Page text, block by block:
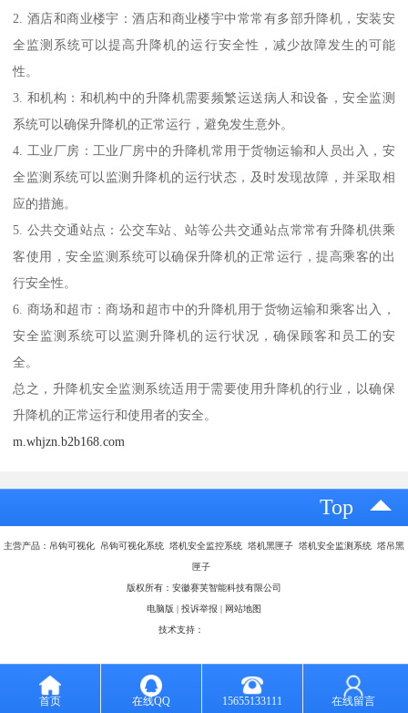
2. 酒店和商业楼宇：酒店和商业楼宇中常常有多部升降机，安装安
全监测系统可以提高升降机的运行安全性，减少故障发生的可能
性。
3. 和机构：和机构中的升降机需要频繁运送病人和设备，安全监测
系统可以确保升降机的正常运行，避免发生意外。
4. 工业厂房：工业厂房中的升降机常用于货物运输和人员出入，安
全监测系统可以监测升降机的运行状态，及时发现故障，并采取相
应的措施。
5. 公共交通站点：公交车站、站等公共交通站点常常有升降机供乘
客使用，安全监测系统可以确保升降机的正常运行，提高乘客的出
行安全性。
6. 商场和超市：商场和超市中的升降机用于货物运输和乘客出入，
安全监测系统可以监测升降机的运行状况，确保顾客和员工的安
全。
总之，升降机安全监测系统适用于需要使用升降机的行业，以确保
升降机的正常运行和使用者的安全。
m.whjzn.b2b168.com
Top
主营产品：吊钩可视化 吊钩可视化系统 塔机安全监控系统 塔机黑匣子 塔机安全监测系统 塔吊黑
匣子
版权所有：安徽赛芙智能科技有限公司
电脑版 投诉举报 网站地图
技术支持：
首页 在线QQ 15655133111 在线留言